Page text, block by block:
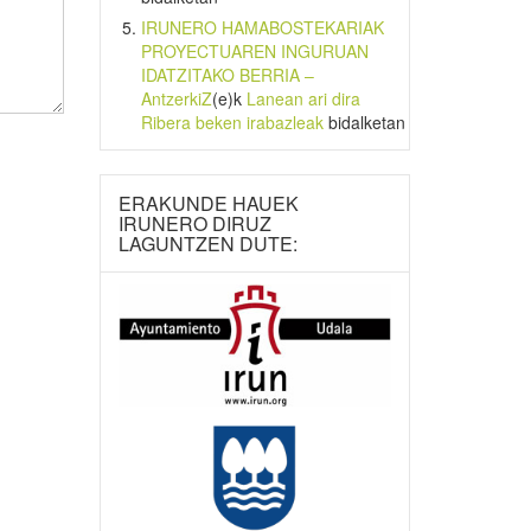
IRUNERO HAMABOSTEKARIAK
PROYECTUAREN INGURUAN
IDATZITAKO BERRIA –
AntzerkiZ(e)k Lanean ari dira
Ribera beken irabazleakbidalketan
ERAKUNDE HAUEK
IRUNERO DIRUZ
LAGUNTZEN DUTE: